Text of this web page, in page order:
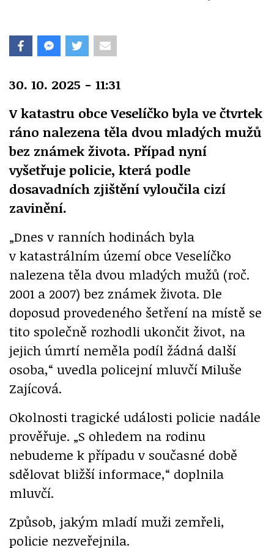
30. 10. 2025 - 11:31
V katastru obce Veselíčko byla ve čtvrtek
ráno nalezena těla dvou mladých mužů
bez známek života. Případ nyní
vyšetřuje policie, která podle
dosavadních zjištění vyloučila cizí
zavinění.
„Dnes v ranních hodinách byla
v katastrálním území obce Veselíčko
nalezena těla dvou mladých mužů (roč.
2001 a 2007) bez známek života. Dle
doposud provedeného šetření na místě se
tito společně rozhodli ukončit život, na
jejich úmrtí neměla podíl žádná další
osoba,“ uvedla policejní mluvčí Miluše
Zajícová.
Okolnosti tragické události policie nadále
prověřuje. „S ohledem na rodinu
nebudeme k případu v současné době
sdělovat bližší informace,“ doplnila
mluvčí.
Způsob, jakým mladí muži zemřeli,
policie nezveřejnila.